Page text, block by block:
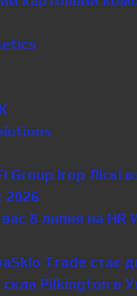
Group Ігор Ліскі
2026
8 липня на HR
Trade стає
скла Pilkington в